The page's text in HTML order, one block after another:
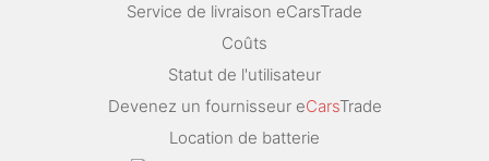
Service de livraison eCarsTrade
Coûts
Statut de l'utilisateur
Devenez un fournisseur eCarsTrade
Location de batterie